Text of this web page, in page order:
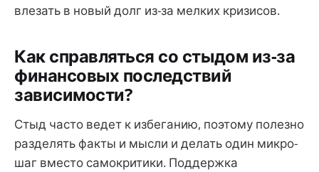
влезать в новый долг из-за мелких кризисов.
Как справляться со стыдом из-за
финансовых последствий
зависимости?
Стыд часто ведет к избеганию, поэтому полезно
разделять факты и мысли и делать один микро-
шаг вместо самокритики. Поддержка